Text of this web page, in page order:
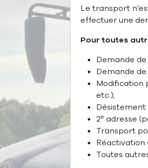
Le transport
effectuer une
Pour toutes
Demande
Demande
Modification
etc.);
2e adresse
Transport
Réactivation
Toutes